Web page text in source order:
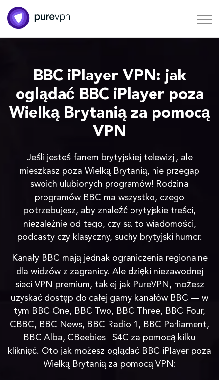
BBC iPlayer VPN: jak
oglądać BBC iPlayer poza
Wielką Brytanią za pomocą
VPN
Jeśli jesteś fanem brytyjskiej telewizji, ale
mieszkasz poza Wielką Brytanią, nie przegap
swoich ulubionych programów! Rodzina
programów BBC ma wszystko, czego
potrzebujesz, aby znaleźć brytyjskie treści,
niezależnie od tego, czy są to wiadomości,
podcasty czy klasyczny, suchy brytyjski humor.
Kanały BBC mają jednak ograniczenia regionalne
dla widzów z zagranicy. Ale dzięki niezawodnej
sieci VPN premium, takiej jak PureVPN, możesz
uzyskać dostęp do całej gamy kanałów BBC — w
tym BBC One, BBC Two, BBC Three, BBC Four,
CBBC, BBC News, BBC Radio 1, BBC Parliament,
BBC Alba, CBeebies i S4C za pomocą kilku
kliknięć. Oto jak możesz oglądać BBC iPlayer poza
Wielką Brytanią za pomocą VPN: